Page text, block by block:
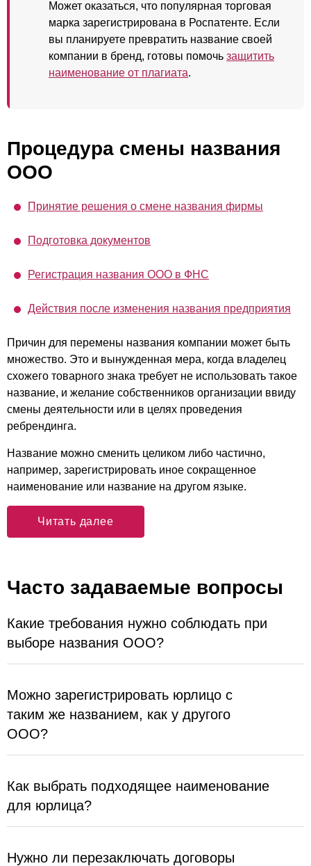
Может оказаться, что популярная торговая
марка зарегистрирована в Роспатенте. Если
вы планируете превратить название своей
компании в бренд, готовы помочь защитить
наименование от плагиата.
Процедура смены названия
ООО
Принятие решения о смене названия фирмы
Подготовка документов
Регистрация названия ООО в ФНС
Действия после изменения названия предприятия
Причин для перемены названия компании может быть
множество. Это и вынужденная мера, когда владелец
схожего товарного знака требует не использовать такое
название, и желание собственников организации ввиду
смены деятельности или в целях проведения
ребрендинга.
Название можно сменить целиком либо частично,
например, зарегистрировать иное сокращенное
наименование или название на другом языке.
Читать далее
Часто задаваемые вопросы
Какие требования нужно соблюдать при
выборе названия ООО?
Можно зарегистрировать юрлицо с
таким же названием, как у другого
ООО?
Как выбрать подходящее наименование
для юрлица?
Нужно ли перезаключать договоры